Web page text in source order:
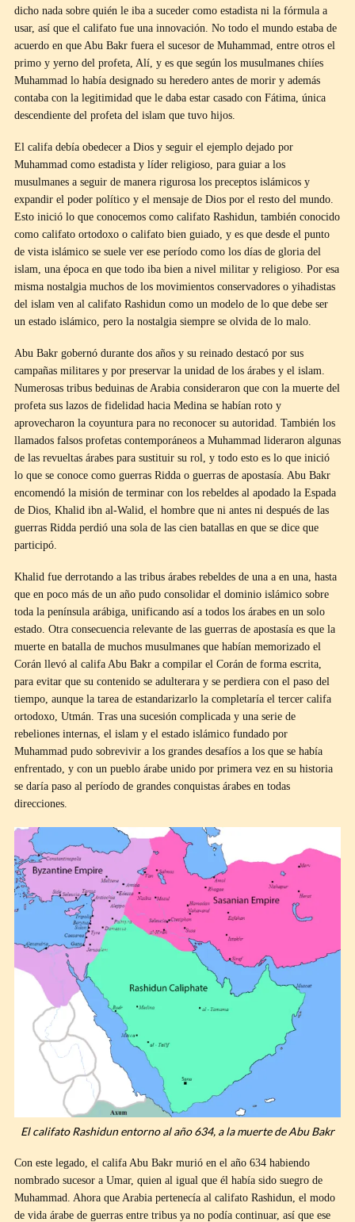
dicho nada sobre quién le iba a suceder como estadista ni la fórmula a
usar, así que el califato fue una innovación. No todo el mundo estaba de
acuerdo en que Abu Bakr fuera el sucesor de Muhammad, entre otros el
primo y yerno del profeta, Alí, y es que según los musulmanes chiíes
Muhammad lo había designado su heredero antes de morir y además
contaba con la legitimidad que le daba estar casado con Fátima, única
descendiente del profeta del islam que tuvo hijos.
El califa debía obedecer a Dios y seguir el ejemplo dejado por
Muhammad como estadista y líder religioso, para guiar a los
musulmanes a seguir de manera rigurosa los preceptos islámicos y
expandir el poder político y el mensaje de Dios por el resto del mundo.
Esto inició lo que conocemos como califato Rashidun, también conocido
como califato ortodoxo o califato bien guiado, y es que desde el punto
de vista islámico se suele ver ese período como los días de gloria del
islam, una época en que todo iba bien a nivel militar y religioso. Por esa
misma nostalgia muchos de los movimientos conservadores o yihadistas
del islam ven al califato Rashidun como un modelo de lo que debe ser
un estado islámico, pero la nostalgia siempre se olvida de lo malo.
Abu Bakr gobernó durante dos años y su reinado destacó por sus
campañas militares y por preservar la unidad de los árabes y el islam.
Numerosas tribus beduinas de Arabia consideraron que con la muerte del
profeta sus lazos de fidelidad hacia Medina se habían roto y
aprovecharon la coyuntura para no reconocer su autoridad. También los
llamados falsos profetas contemporáneos a Muhammad lideraron algunas
de las revueltas árabes para sustituir su rol, y todo esto es lo que inició
lo que se conoce como guerras Ridda o guerras de apostasía. Abu Bakr
encomendó la misión de terminar con los rebeldes al apodado la Espada
de Dios, Khalid ibn al-Walid, el hombre que ni antes ni después de las
guerras Ridda perdió una sola de las cien batallas en que se dice que
participó.
Khalid fue derrotando a las tribus árabes rebeldes de una a en una, hasta
que en poco más de un año pudo consolidar el dominio islámico sobre
toda la península arábiga, unificando así a todos los árabes en un solo
estado. Otra consecuencia relevante de las guerras de apostasía es que la
muerte en batalla de muchos musulmanes que habían memorizado el
Corán llevó al califa Abu Bakr a compilar el Corán de forma escrita,
para evitar que su contenido se adulterara y se perdiera con el paso del
tiempo, aunque la tarea de estandarizarlo la completaría el tercer califa
ortodoxo, Utmán. Tras una sucesión complicada y una serie de
rebeliones internas, el islam y el estado islámico fundado por
Muhammad pudo sobrevivir a los grandes desafíos a los que se había
enfrentado, y con un pueblo árabe unido por primera vez en su historia
se daría paso al período de grandes conquistas árabes en todas
direcciones.
El califato Rashidun entorno al año 634, a la muerte de Abu Bakr
Con este legado, el califa Abu Bakr murió en el año 634 habiendo
nombrado sucesor a Umar, quien al igual que él había sido suegro de
Muhammad. Ahora que Arabia pertenecía al califato Rashidun, el modo
de vida árabe de guerras entre tribus ya no podía continuar, así que ese